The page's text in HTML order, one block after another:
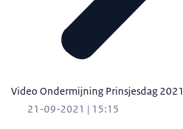
Video Ondermijning Prinsjesdag 2021
21-09-2021 | 15:15